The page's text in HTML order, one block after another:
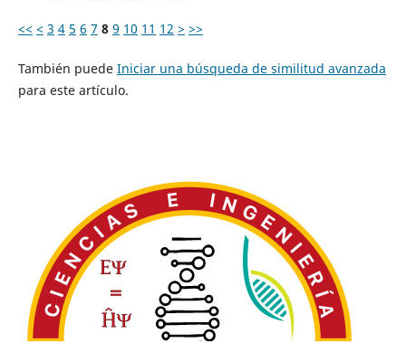
<< < 3 4 5 6 7 8 9 10 11 12 > >>
También puede Iniciar una búsqueda de similitud avanzada
para este artículo.